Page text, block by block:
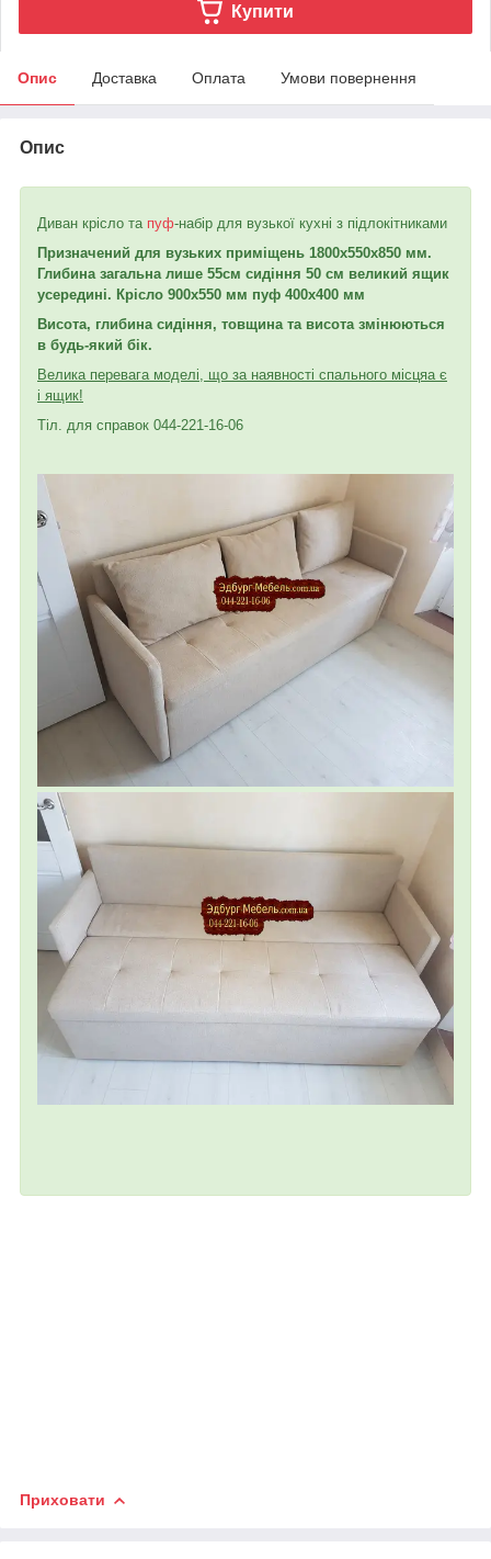
Купити
Опис Доставка Оплата Умови повернення
Опис
Диван крісло та пуф-набір для вузької кухні з підлокітниками
Призначений для вузьких приміщень 1800х550х850 мм.
Глибина загальна лише 55см сидіння 50 см великий ящик
усередині. Крісло 900х550 мм пуф 400х400 мм
Висота, глибина сидіння, товщина та висота змінюються
в будь-який бік.
Велика перевага моделі, що за наявності спального місцяа є
і ящик!
Тіл. для справок 044-221-16-06
Приховати